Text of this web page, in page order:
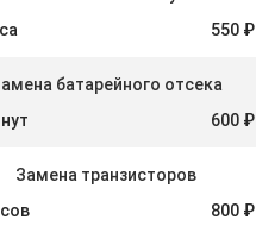
550 ₽
батарейного отсека
600 ₽
Замена транзисторов
800 ₽